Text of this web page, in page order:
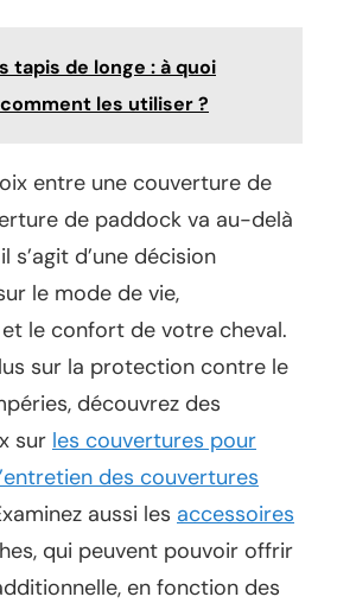
tapis de longe : à quoi
les utiliser ?
entre une couverture de
de paddock va au-delà
s’agit d’une décision
le mode de vie,
et le confort de votre cheval.
sur la protection contre le
découvrez des
sur les couvertures pour
des couvertures
aussi les accessoires
qui peuvent pouvoir offrir
en fonction des